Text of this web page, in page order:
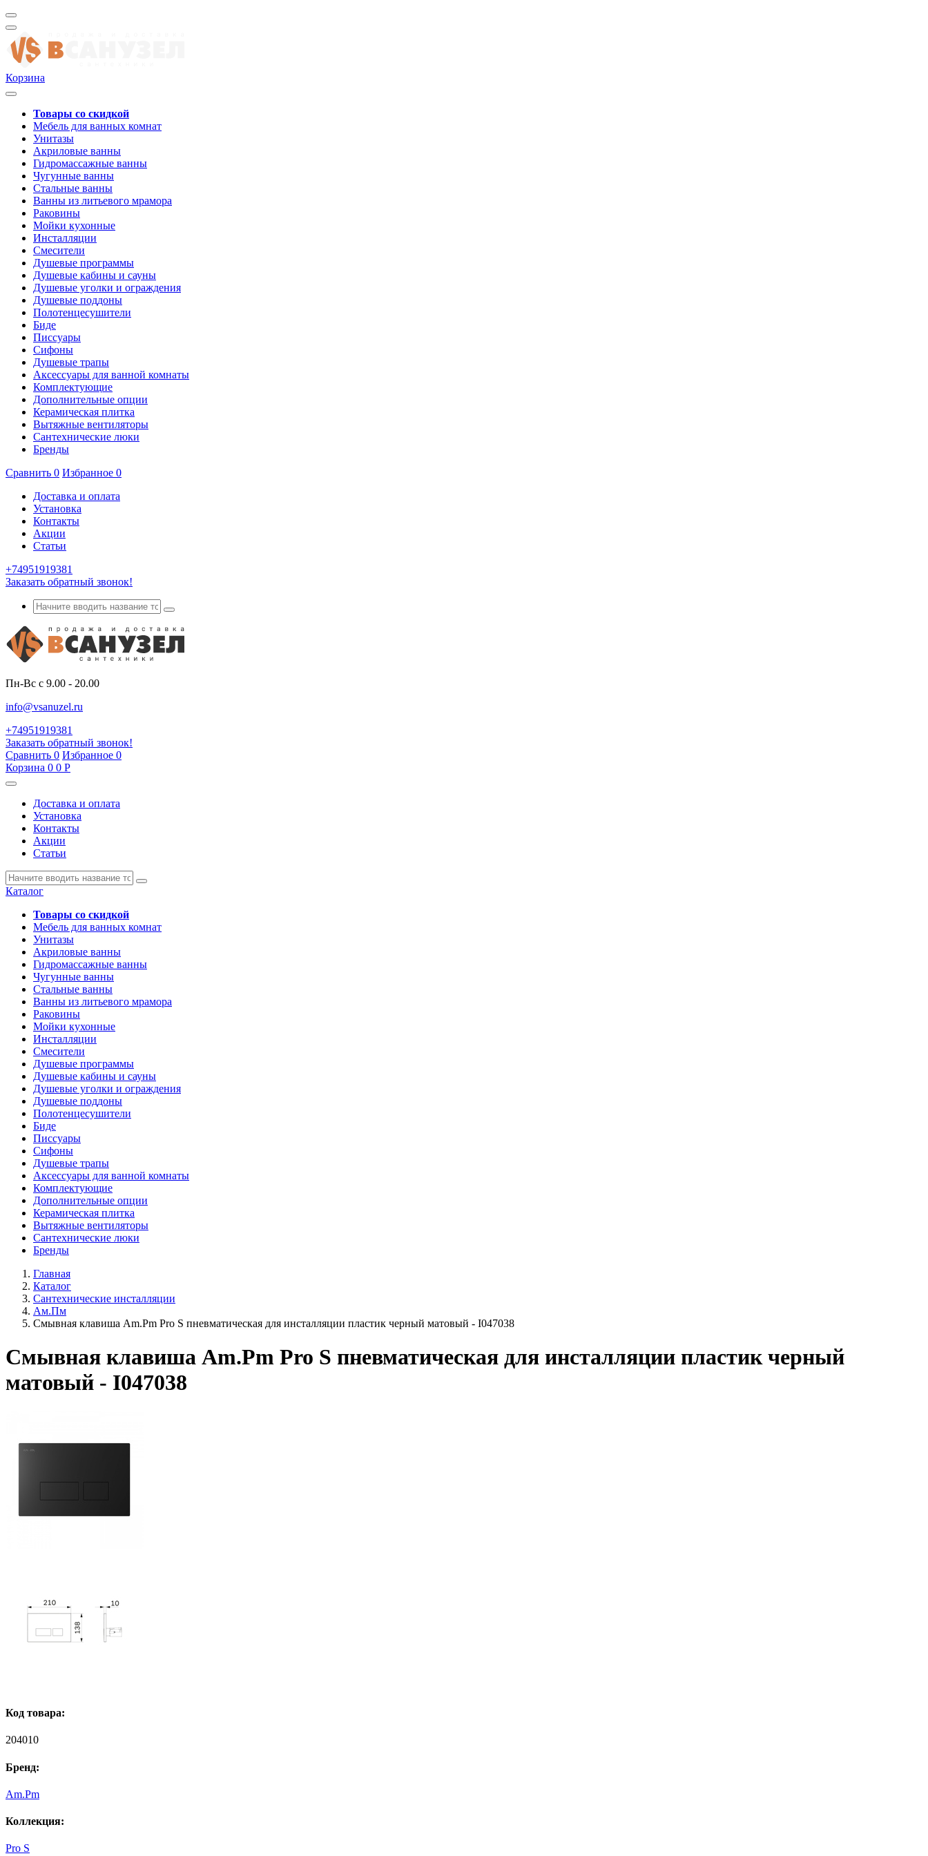
Корзина
Товары со скидкой
Мебель для ванных комнат
Унитазы
Акриловые ванны
Гидромассажные ванны
Чугунные ванны
Стальные ванны
Ванны из литьевого мрамора
Раковины
Мойки кухонные
Инсталляции
Смесители
Душевые программы
Душевые кабины и сауны
Душевые уголки и ограждения
Душевые поддоны
Полотенцесушители
Биде
Писсуары
Сифоны
Душевые трапы
Аксессуары для ванной комнаты
Комплектующие
Дополнительные опции
Керамическая плитка
Вытяжные вентиляторы
Сантехнические люки
Бренды
Сравнить 0 Избранное 0
Доставка и оплата
Установка
Контакты
Акции
Статьи
+74951919381
Заказать обратный звонок!
Пн-Вс с 9.00 - 20.00
info@vsanuzel.ru
+74951919381
Заказать обратный звонок!
Сравнить 0 Избранное 0
Корзина 0 0 Р
Доставка и оплата
Установка
Контакты
Акции
Статьи
Каталог
Товары со скидкой
Мебель для ванных комнат
Унитазы
Акриловые ванны
Гидромассажные ванны
Чугунные ванны
Стальные ванны
Ванны из литьевого мрамора
Раковины
Мойки кухонные
Инсталляции
Смесители
Душевые программы
Душевые кабины и сауны
Душевые уголки и ограждения
Душевые поддоны
Полотенцесушители
Биде
Писсуары
Сифоны
Душевые трапы
Аксессуары для ванной комнаты
Комплектующие
Дополнительные опции
Керамическая плитка
Вытяжные вентиляторы
Сантехнические люки
Бренды
Главная
Каталог
Сантехнические инсталляции
Ам.Пм
Смывная клавиша Am.Pm Pro S пневматическая для инсталляции пластик черный матовый - I047038
Смывная клавиша Am.Pm Pro S пневматическая для инсталляции пластик черный
матовый - I047038
Код товара:
204010
Бренд:
Am.Pm
Коллекция:
Pro S